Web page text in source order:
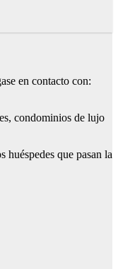
en contacto con:
condominios de lujo
huéspedes que pasan la